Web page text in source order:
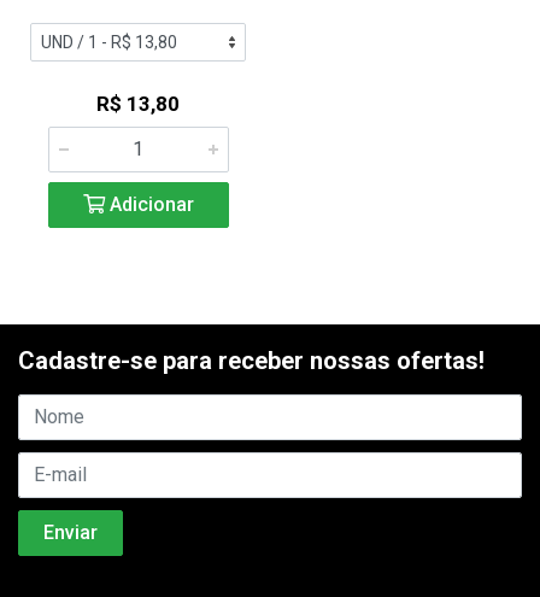
R$ 13,80
Adicionar
Cadastre-se para receber nossas ofertas!